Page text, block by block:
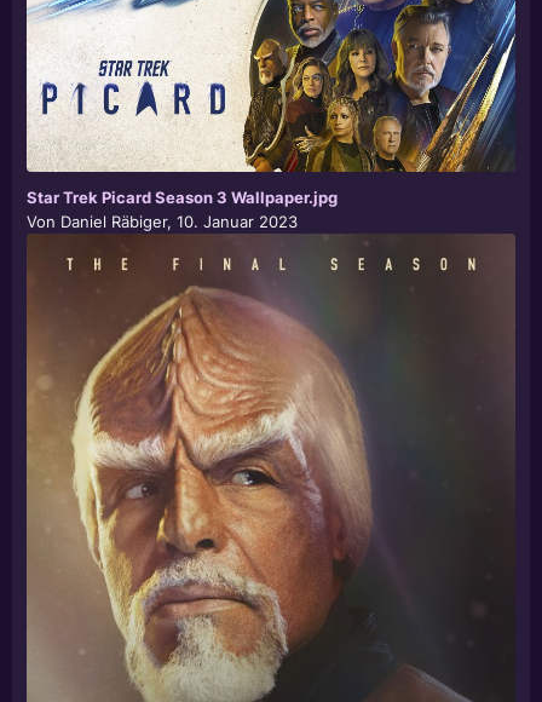
Star Trek Picard Season 3 Wallpaper.jpg
Von Daniel Räbiger, 10. Januar 2023